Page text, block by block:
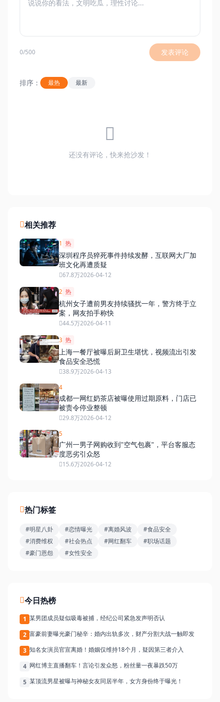
0/500 发表评论
排序： 最热 最新
还没有评论，快来抢沙发！
相关推荐
1 热
深圳程序员猝死事件持续发酵，互联网大厂加
班文化再遭质疑
67.8万2026-04-12
2 热
杭州女子遭前男友持续骚扰一年，警方终于立
案，网友拍手称快
44.5万2026-04-11
3 热
上海一餐厅被曝后厨卫生堪忧，视频流出引发
食品安全恐慌
38.9万2026-04-13
4
成都一网红奶茶店被曝使用过期原料，门店已
被责令停业整顿
29.8万2026-04-12
5
广州一男子网购收到"空气包裹"，平台客服态
度恶劣引众怒
15.6万2026-04-12
热门标签
#明星八卦 #恋情曝光 #离婚风波
#食品安全
#消费维权
#社会热点 #网红翻车
#职场话题
#豪门恩怨
#女性安全
今日热榜
1 某男团成员疑似吸毒被捕，经纪公司紧急发声明否认
2 富豪前妻曝光豪门秘辛：婚内出轨多次，财产分割大战一触即发
3 知名女演员官宣离婚！婚姻仅维持18个月，疑因第三者介入
4 网红博主直播翻车！言论引发众怒，粉丝量一夜暴跌50万
5 某顶流男星被曝与神秘女友同居半年，女方身份终于曝光！